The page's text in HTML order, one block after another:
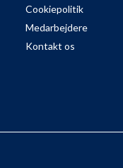
Cookiepolitik
Medarbejdere
Kontakt os